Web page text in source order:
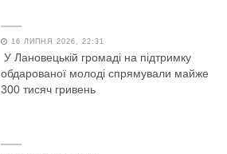
16 ЛИПНЯ 2026, 22:31
У Лановецькій громаді на підтримку
обдарованої молоді спрямували майже
300 тисяч гривень